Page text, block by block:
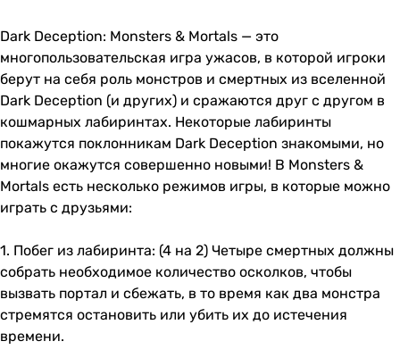
Dark Deception: Monsters & Mortals — это
многопользовательская игра ужасов, в которой игроки
берут на себя роль монстров и смертных из вселенной
Dark Deception (и других) и сражаются друг с другом в
кошмарных лабиринтах. Некоторые лабиринты
покажутся поклонникам Dark Deception знакомыми, но
многие окажутся совершенно новыми! В Monsters &
Mortals есть несколько режимов игры, в которые можно
играть с друзьями:
1. Побег из лабиринта: (4 на 2) Четыре смертных должны
собрать необходимое количество осколков, чтобы
вызвать портал и сбежать, в то время как два монстра
стремятся остановить или убить их до истечения
времени.